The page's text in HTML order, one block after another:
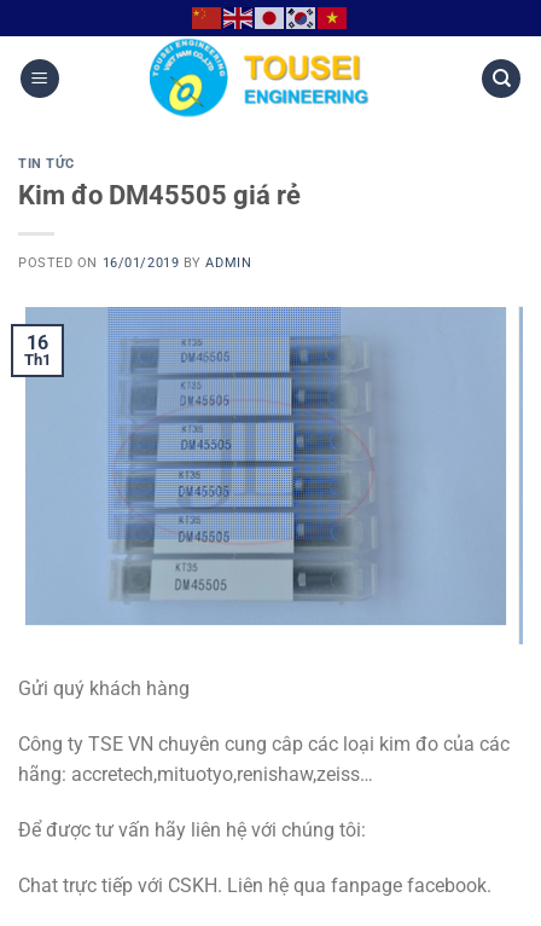
TIN TỨC
Kim đo DM45505 giá rẻ
POSTED ON 16/01/2019 BYADMIN
16
Th1
Gửi quý khách hàng
Công ty TSE VN chuyên cung câp các loại kim đo của các
hãng: accretech,mituotyo,renishaw,zeiss…
Để được tư vấn hãy liên hệ với chúng tôi:
Chat trực tiếp với CSKH. Liên hệ qua fanpage facebook.